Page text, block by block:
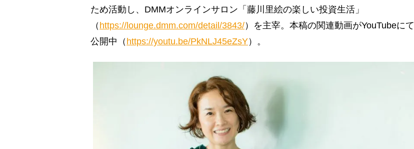
ため活動し、DMMオンラインサロン「藤川里絵の楽しい投資生活」
（ https://lounge.dmm.com/detail/3843/）を主宰。本稿の関連動画がYouTubeにて
公開中（ https://youtu.be/PkNLJ45eZsY）。